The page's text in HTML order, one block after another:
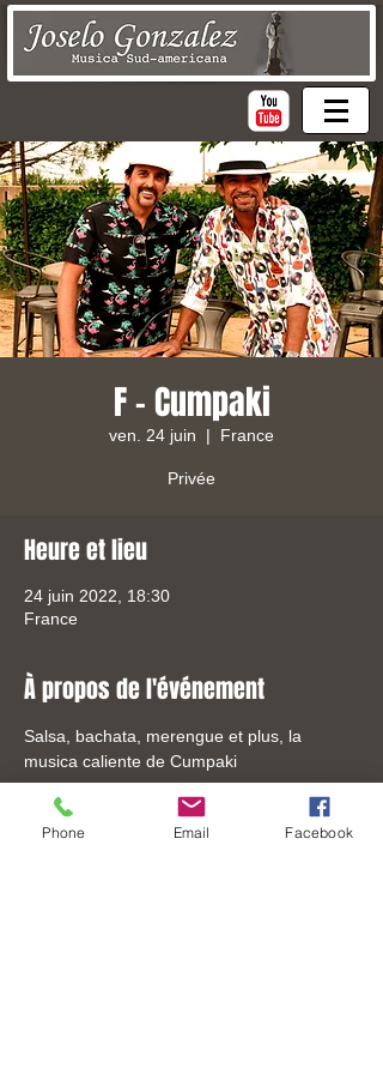
F - Cumpaki
ven. 24 juin
  |
France
Privée
Heure et lieu
24 juin 2022, 18:30
France
À propos de l'événement
Salsa, bachata, merengue et plus, la
musica caliente de Cumpaki
Phone Email Facebook